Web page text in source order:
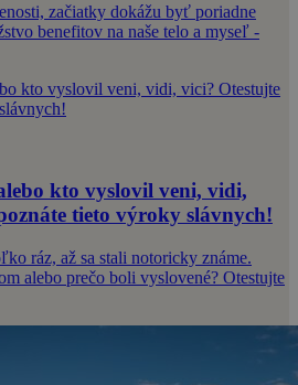
začiatky dokážu byť poriadne
benefitov na naše telo a myseľ -
kto vyslovil veni, vidi,
tieto výroky slávnych!
ráz, až sa stali notoricky známe.
alebo prečo boli vyslovené? Otestujte